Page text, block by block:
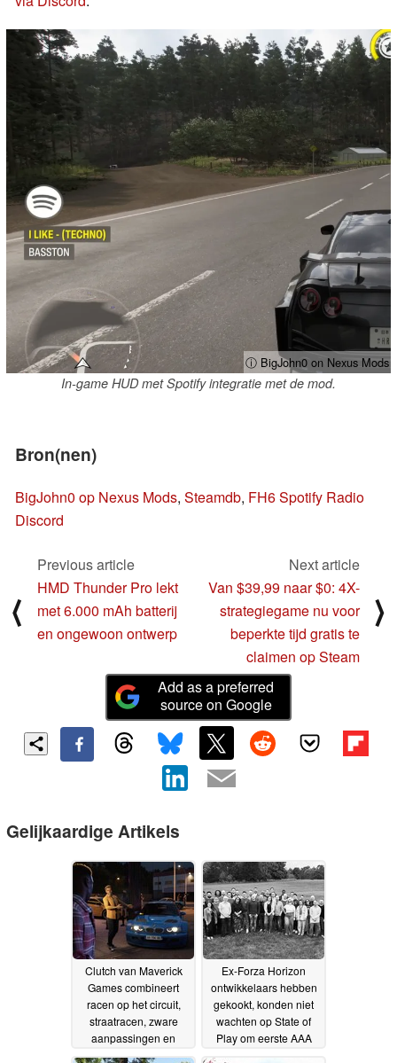
ⓘ BigJohn0 on Nexus Mods
In-game HUD met Spotify integratie met de mod.
Bron(nen)
BigJohn0 op Nexus Mods, Steamdb, FH6 Spotify Radio
Discord
⟨
Previous article
HMD Thunder Pro lekt
met 6.000 mAh batterij
en ongewoon ontwerp
Next article
Van $39,99 naar $0: 4X-
strategiegame nu voor
beperkte tijd gratis te
claimen op Steam
⟩
Add as a preferred
source on Google
Gelijkaardige Artikels
Clutch van Maverick
Games combineert
racen op het circuit,
straatracen, zware
aanpassingen en
overvallen03-06-2026
Ex-Forza Horizon
ontwikkelaars hebben
gekookt, konden niet
wachten op State of
Play om eerste AAA
project te onthullen